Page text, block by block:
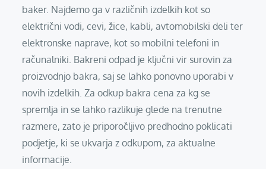
baker. Najdemo ga v različnih izdelkih kot so
električni vodi, cevi, žice, kabli, avtomobilski deli ter
elektronske naprave, kot so mobilni telefoni in
računalniki. Bakreni odpad je ključni vir surovin za
proizvodnjo bakra, saj se lahko ponovno uporabi v
novih izdelkih. Za odkup bakra cena za kg se
spremlja in se lahko razlikuje glede na trenutne
razmere, zato je priporočljivo predhodno poklicati
podjetje, ki se ukvarja z odkupom, za aktualne
informacije.